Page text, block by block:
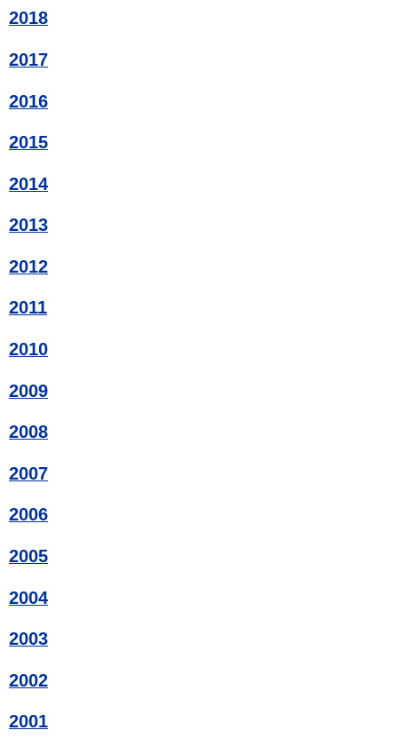
2018
2017
2016
2015
2014
2013
2012
2011
2010
2009
2008
2007
2006
2005
2004
2003
2002
2001